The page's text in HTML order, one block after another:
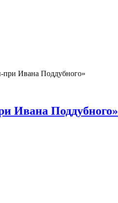
при Ивана Поддубного»
Ивана Поддубного»